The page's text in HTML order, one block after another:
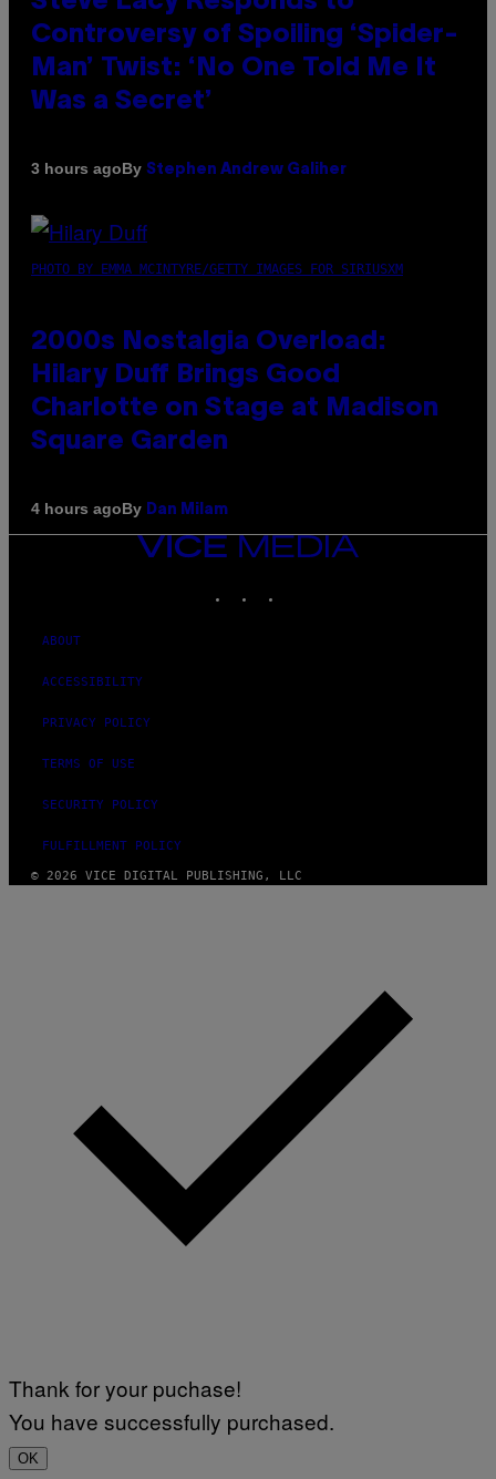
Controversy of Spoiling ‘Spider-
Man’ Twist: ‘No One Told Me It
Was a Secret’
3 hours agoBy Stephen Andrew Galiher
PHOTO BY EMMA MCINTYRE/GETTY IMAGES FOR SIRIUSXM
2000s Nostalgia Overload:
Hilary Duff Brings Good
Charlotte on Stage at Madison
Square Garden
4 hours agoBy Dan Milam
VICE
MEDIA
ABOUT
ACCESSIBILITY
PRIVACY POLICY
TERMS OF USE
SECURITY POLICY
FULFILLMENT POLICY
© 2026 VICE DIGITAL PUBLISHING, LLC
Thank for your puchase!
You have successfully purchased.
OK